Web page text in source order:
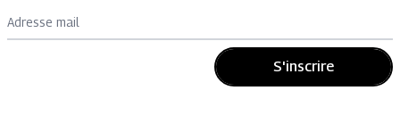
Adresse mail
S'inscrire